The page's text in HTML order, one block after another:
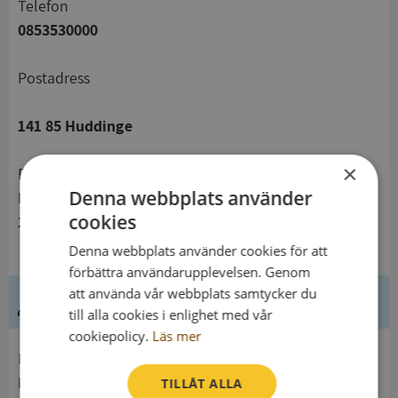
telefon
0853530000
Postadress
141 85 Huddinge
Kommunalvägen 28
141 61 Huddinge
Ledning
Huddinge Kommun
×
Denna webbplats använder
cookies
Denna webbplats använder cookies för att
förbättra användarupplevelsen. Genom
att använda vår webbplats samtycker du
till alla cookies i enlighet med vår
cookiepolicy. Läs mer
TILLÅT ALLA